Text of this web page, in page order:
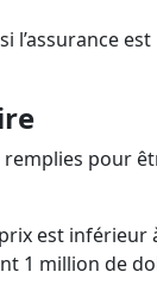
l’assurance est
remplies pour
est inférieur
1 million de